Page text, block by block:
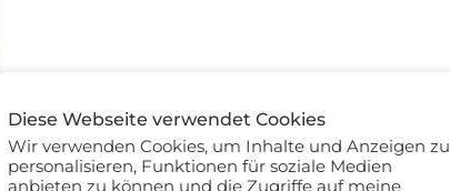
Diese Webseite verwendet Cookies
Wir verwenden Cookies, um Inhalte und Anzeigen zu
personalisieren, Funktionen für soziale Medien
anbieten zu können und die Zugriffe auf meine